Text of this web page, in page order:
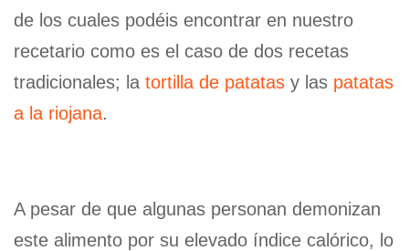
de los cuales podéis encontrar en nuestro
recetario como es el caso de dos recetas
tradicionales; la tortilla de patatas y las patatas
a la riojana.
A pesar de que algunas personan demonizan
este alimento por su elevado índice calórico, lo